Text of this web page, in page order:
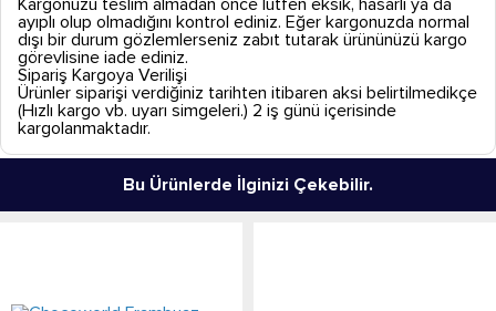
Kargonuzu teslim almadan önce lütfen eksik, hasarlı ya da
ayıplı olup olmadığını kontrol ediniz. Eğer kargonuzda normal
dışı bir durum gözlemlerseniz zabıt tutarak ürününüzü kargo
görevlisine iade ediniz.
Sipariş Kargoya Verilişi
Ürünler siparişi verdiğiniz tarihten itibaren aksi belirtilmedikçe
(Hızlı kargo vb. uyarı simgeleri.) 2 iş günü içerisinde
kargolanmaktadır.
Bu Ürünlerde İlginizi Çekebilir.